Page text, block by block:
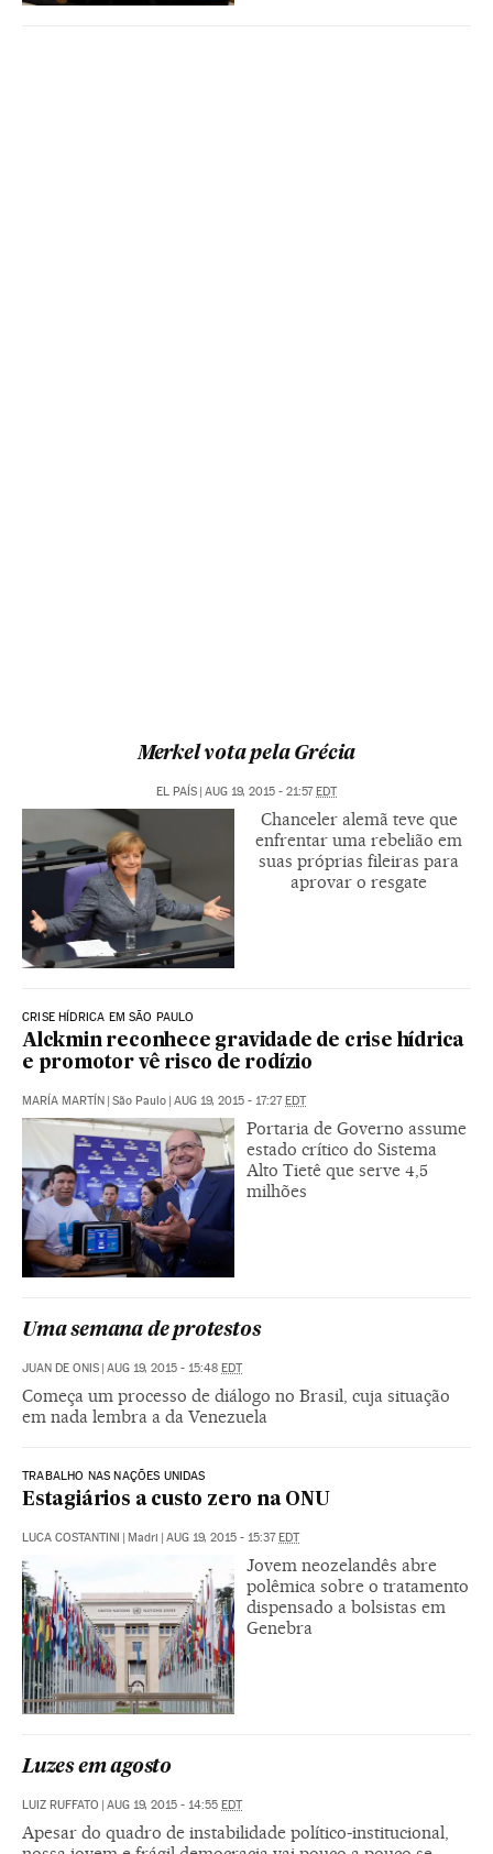
Merkel vota pela Grécia
EL PAÍS AUG 19, 2015 - 21:57 EDT
Chanceler alemã teve que
enfrentar uma rebelião em
suas próprias fileiras para
aprovar o resgate
CRISE HÍDRICA EM SÃO PAULO
Alckmin reconhece gravidade de crise hídrica
e promotor vê risco de rodízio
MARÍA MARTÍN São Paulo AUG 19, 2015 - 17:27 EDT
Portaria de Governo assume
estado crítico do Sistema
Alto Tietê que serve 4,5
milhões
Uma semana de protestos
JUAN DE ONIS | AUG 19, 2015 - 15:48 EDT
Começa um processo de diálogo no Brasil, cuja situação
em nada lembra a da Venezuela
TRABALHO NAS NAÇÕES UNIDAS
Estagiários a custo zero na ONU
LUCA COSTANTINI | Madri | AUG 19, 2015 - 15:37EDT
Jovem neozelandês abre
polêmica sobre o tratamento
dispensado a bolsistas em
Genebra
Luzes em agosto
LUIZ RUFFATO | AUG 19, 2015 - 14:55 EDT
Apesar do quadro de instabilidade político-institucional,